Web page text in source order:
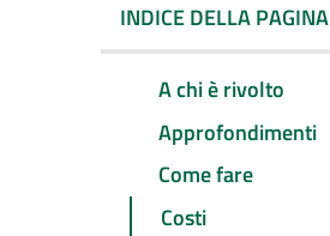
INDICE DELLA PAGINA
A chi è rivolto
Approfondimenti
Come fare
Costi